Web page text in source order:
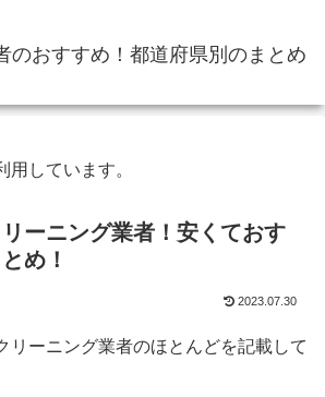
のおすすめ！都道府県別のまとめ
用しています。
ーニング業者！安くておす
め！
2023.07.30
リーニング業者のほとんどを記載して